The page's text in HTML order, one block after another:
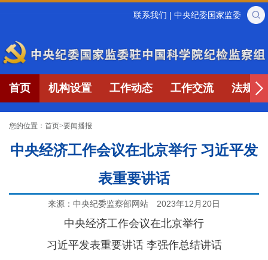
联系我们 | 中央纪委国家监委
首页 机构设置 工作动态 工作交流 法规制
您的位置： 首页>要闻播报
中央经济工作会议在北京举行 习近平发
表重要讲话
来源：中央纪委监察部网站 2023年12月20日
中央经济工作会议在北京举行
习近平发表重要讲话 李强作总结讲话